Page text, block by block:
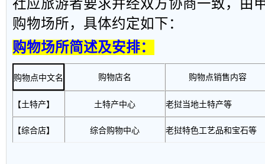
社应旅游者要求并经双方协商一致，由
购物场所，具体约定如下：
购物场所简述及安排：
购物点中文名 购物店名 购物点销售内容
【土特产】 土特产中心 老挝当地土特产等
【综合店】 综合购物中心 老挝特色工艺品和宝石等